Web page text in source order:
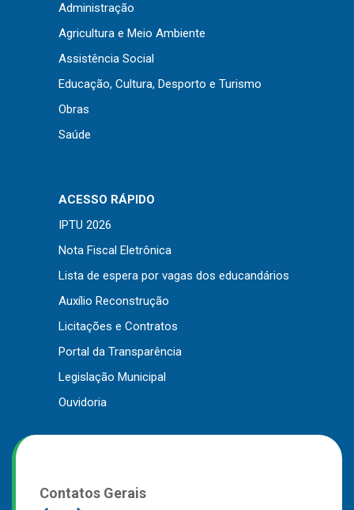
Transparência
Portal da Transparência
Downloads
Notícias
Contato
Página Inicial
Administração
Agricultura e Meio Ambiente
Assistência Social
Educação, Cultura, Desporto e Turismo
Obras
Saúde
ACESSO RÁPIDO
IPTU 2026
Nota Fiscal Eletrônica
Lista de espera por vagas dos educandários
Auxílio Reconstrução
Licitações e Contratos
Portal da Transparência
Legislação Municipal
Ouvidoria
Contatos Gerais